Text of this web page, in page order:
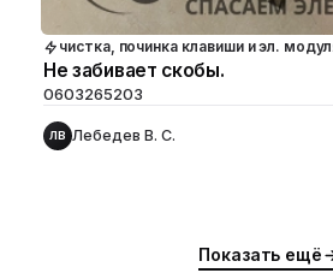
чистка, починка клавиши и эл.
Не забивает скобы.
0603265203
ЛВ Лебедев В. С.
Показать ещё